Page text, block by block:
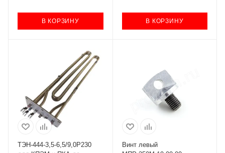
В КОРЗИНУ В КОРЗИНУ
ТЭН-444-3,5-6,5/9,0Р230
Винт левый